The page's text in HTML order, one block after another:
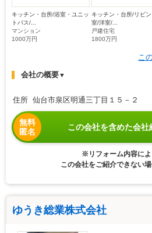
キッチン・台所/浴室・ユニッ
トバス/...
マンション
1000万円
キッチン・台所/リビ
室/洋室/...
戸建住宅
1800万円
こ
会社の概要▼
住所 仙台市泉区明通三丁目１５－２
無料
匿名
この会社を含めた会社
※リフォーム内容によ
この会社をご紹介できない場
ゆうき総業株式会社